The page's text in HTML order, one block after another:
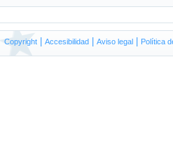
Copyright| Accesibilidad| Aviso legal| Política